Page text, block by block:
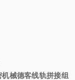
机械德客线轨拼接组